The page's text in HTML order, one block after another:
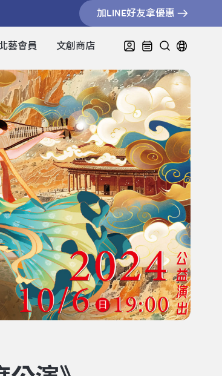
加LINE好友拿優惠
藝會員 文創商店